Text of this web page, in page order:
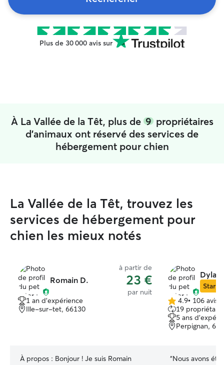
Plus de 30 000 avis sur
À La Vallée de la Têt, plus de 9propriétaires
d'animaux ont réservé des services de
hébergement pour chien
La Vallée de la Têt, trouvez les
services de hébergement pour
chien les mieux notés
Romain D.
à partir de
23 €
par nuit
1 an d'expérience
Ille-sur-tet, 66130
À propos : Bonjour ! Je suis Romain
Dylan
Star
4.9 étoile(s)
sur
5
4.9• 106 avis
19
5 ans
Perpignan,
“Nous avons